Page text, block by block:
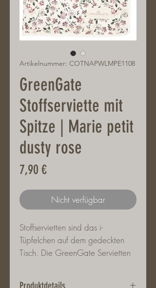
Artikelnummer: COTNAPWLMPE1108
GreenGate
Stoffserviette mit
Spitze | Marie petit
dusty rose
7,90 €Preis
Nicht verfügbar
Stoffservietten sind das i-
Tüpfelchen auf dem gedeckten
Tisch. Die GreenGate Servietten
Produktdetails